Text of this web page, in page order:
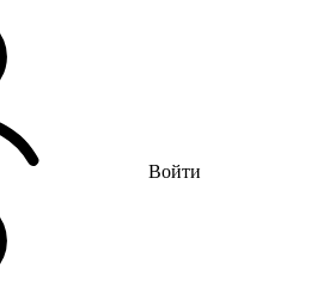
Войти